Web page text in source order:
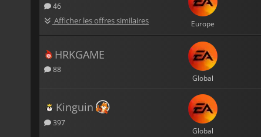
46
Afficher les offres similaires Europe
HRKGAME
88
Global
Kinguin
397
Global